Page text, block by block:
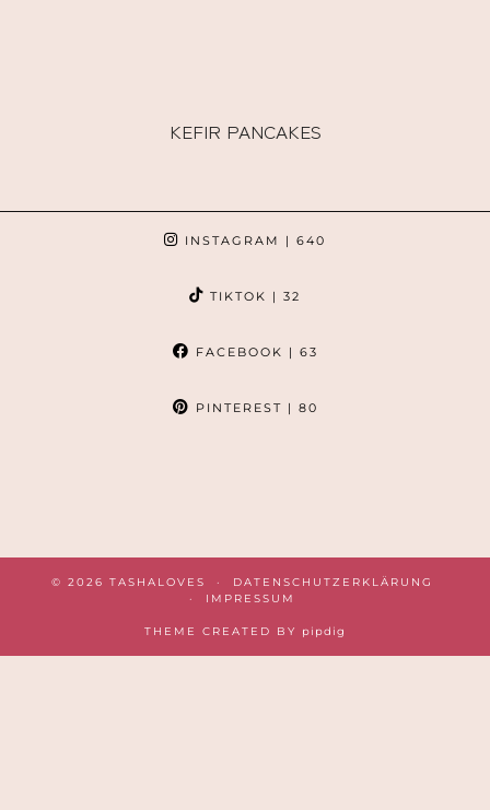
KEFIR PANCAKES
INSTAGRAM | 640
TIKTOK | 32
FACEBOOK | 63
PINTEREST | 80
© 2026 TASHALOVES
DATENSCHUTZERKLÄRUNG
IMPRESSUM
THEME CREATED BY pipdig